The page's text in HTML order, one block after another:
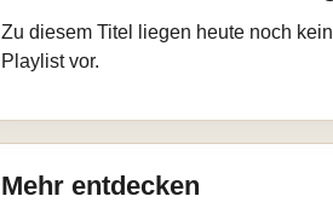
Zu diesem Titel liegen heute noch
Playlist vor.
Mehr entdecken